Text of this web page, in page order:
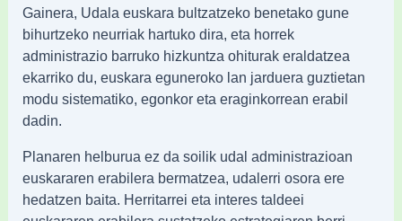
Gainera, Udala euskara bultzatzeko benetako gune
bihurtzeko neurriak hartuko dira, eta horrek
administrazio barruko hizkuntza ohiturak eraldatzea
ekarriko du, euskara eguneroko lan jarduera guztietan
modu sistematiko, egonkor eta eraginkorrean erabil
dadin.
Planaren helburua ez da soilik udal administrazioan
euskararen erabilera bermatzea, udalerri osora ere
hedatzen baita. Herritarrei eta interes taldeei